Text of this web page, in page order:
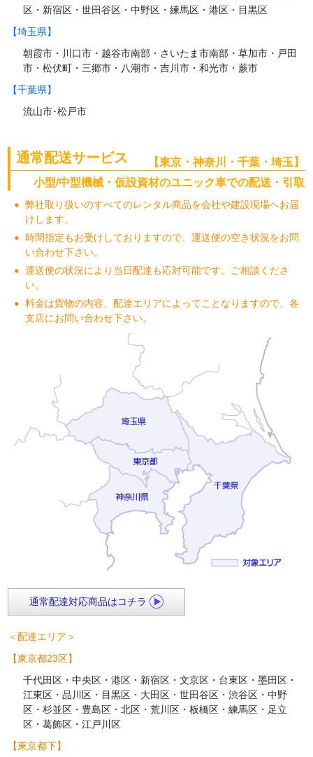
区・新宿区・世田谷区・中野区・練馬区・港区・目黒区
【埼玉県】
朝霞市・川口市・越谷市南部・さいたま市南部・草加市・戸田
市・松伏町・三郷市・八潮市・吉川市・和光市・蕨市
【千葉県】
流山市･松戸市
通常配送サービス
【東京・神奈川・千葉・埼玉】
小型/中型機械・仮設資材のユニック車での配送・引取
弊社取り扱いのすべてのレンタル商品を会社や建設現場へお届
けします。
時間指定もお受けしておりますので、運送便の空き状況をお問
い合わせ下さい。
運送便の状況により当日配達も応対可能です。ご相談くださ
い。
料金は貨物の内容、配達エリアによってことなりますので、各
支店にお問い合わせ下さい。
通常配達対応商品はコチラ
＜配達エリア＞
【東京都23区】
千代田区・中央区・港区・新宿区・文京区・台東区・墨田区・
江東区・品川区・目黒区・大田区・世田谷区・渋谷区・中野
区・杉並区・豊島区・北区・荒川区・板橋区・練馬区・足立
区・葛飾区・江戸川区
【東京都下】